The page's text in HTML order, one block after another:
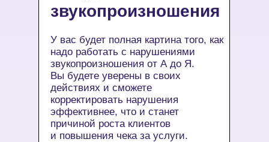
звукопроизношения
У вас будет полная картина того, как
надо работать с нарушениями
звукопроизношения от А до Я.
Вы будете уверены в своих
действиях и сможете
корректировать нарушения
эффективнее, что и станет
причиной роста клиентов
и повышения чека за услуги.